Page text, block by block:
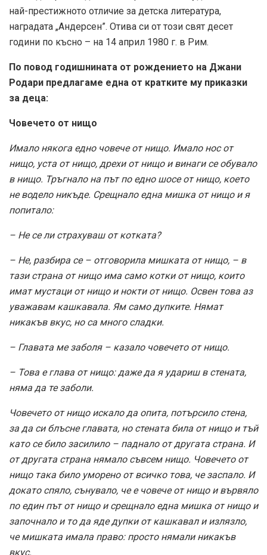
най-престижното отличие за детска литература,
наградата „Андерсен”. Отива си от този свят десет
години по късно – на 14 април 1980 г. в Рим.
По повод годишнината от рождението на Джани
Родари предлагаме една от кратките му приказки
за деца:
Човечето от нищо
Имало някога едно човече от нищо. Имало нос от
нищо, уста от нищо, дрехи от нищо и винаги се обувало
в нищо. Тръгнало на път по едно шосе от нищо, което
не водело никъде. Срещнало една мишка от нищо и я
попитало:
– Не се ли страхуваш от котката?
– Не, разбира се – отговорила мишката от нищо, – в
тази страна от нищо има само котки от нищо, които
имат мустаци от нищо и нокти от нищо. Освен това аз
уважавам кашкавала. Ям само дупките. Нямат
никакъв вкус, но са много сладки.
– Главата ме заболя – казало човечето от нищо.
– Това е глава от нищо: даже да я удариш в стената,
няма да те заболи.
Човечето от нищо искало да опита, потърсило стена,
за да си блъсне главата, но стената била от нищо и тъй
като се било засилило – паднало от другата страна. И
от другата страна нямало съвсем нищо. Човечето от
нищо така било уморено от всичко това, че заспало. И
докато спяло, сънувало, че е човече от нищо и вървяло
по един път от нищо и срещнало една мишка от нищо и
започнало и то да яде дупки от кашкавал и излязло,
че мишката имала право: просто нямали никакъв
вкус.